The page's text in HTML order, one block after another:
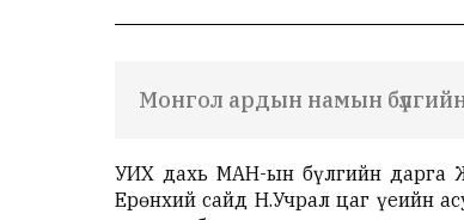
Монгол ардын намын
УИХ дахь МАН-ын бүлгийн дарга
Ерөнхий сайд Н.Учрал цаг үеийн